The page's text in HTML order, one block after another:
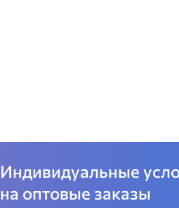
Индивидуальные
на оптовые заказы